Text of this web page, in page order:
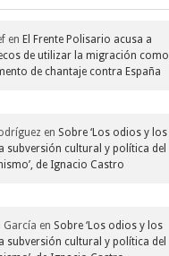
en El Frente Polisario acusa a
de utilizar la migración como
de chantaje contra España
en Sobre ‘Los odios y los
subversión cultural y política del
de Ignacio Castro
García en Sobre ‘Los odios y los
subversión cultural y política del